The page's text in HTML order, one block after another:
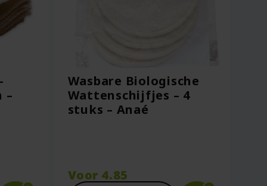
–
Wasbare Biologische
Wattenschijfjes – 4
stuks – Anaé
Voor 4.85